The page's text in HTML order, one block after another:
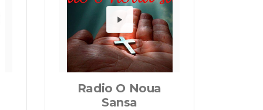
Majesty
Radio
Redă
Radio O Noua
Sansa